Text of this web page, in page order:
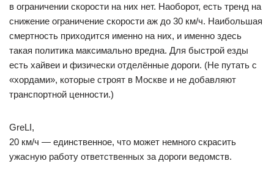
в ограничении скорости на них нет. Наоборот, есть тренд на
снижение ограничение скорости аж до 30 км/ч. Наибольшая
смертность приходится именно на них, и именно здесь
такая политика максимально вредна. Для быстрой езды
есть хайвеи и физически отделённые дороги. (Не путать с
«хордами», которые строят в Москве и не добавляют
транспортной ценности.)
GreLI,
20 км/ч — единственное, что может немного скрасить
ужасную работу ответственных за дороги ведомств.